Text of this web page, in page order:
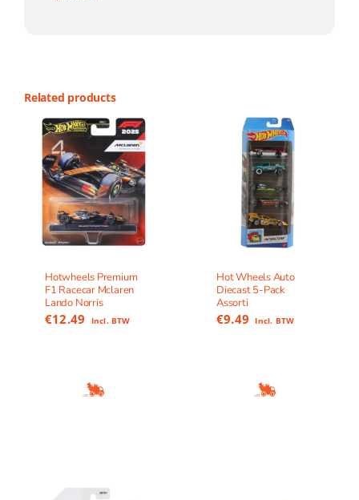
Related products
Hotwheels Premium
F1 Racecar Mclaren
Lando Norris
€12.49 Incl. BTW
Hot Wheels Auto
Diecast 5-Pack
Assorti
€9.49 Incl. BTW